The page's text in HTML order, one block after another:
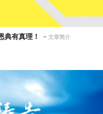
祝福的窗口
列
開心地活著
醫治釋放中階
- 從信徒到門徒
新人接待
典有真理！ 文章简介